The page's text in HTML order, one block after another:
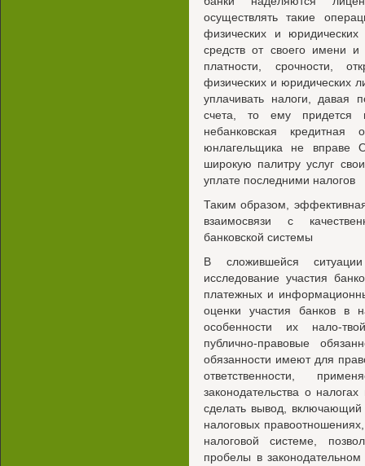
осуществлять такие
физических и
средств от своего имени и
платности, срочности,
физических и юридических
уплачивать налоги, давая
счета, то ему придется
небанковская кредитная
юнлагельщика не вправе
широкую палитру услуг
уплате последними налогов
Таким образом,
взаимосвязи с
банковской системы
В сложившейся
исследование участия
платежных и
оценки участия банков в
особенности их нало-
публично-правовые
обязанности имеют для
ответственности,
законодательства о
сделать вывод,
налоговых
налоговой системе,
пробелы в законодательном